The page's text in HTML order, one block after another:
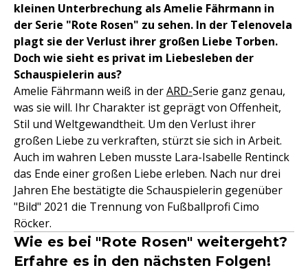
kleinen Unterbrechung als Amelie Fährmann in
der Serie "Rote Rosen" zu sehen. In der Telenovela
plagt sie der Verlust ihrer großen Liebe Torben.
Doch wie sieht es privat im Liebesleben der
Schauspielerin aus?
Amelie Fährmann weiß in derARD-Serie ganz genau,
was sie will. Ihr Charakter ist geprägt von Offenheit,
Stil und Weltgewandtheit. Um den Verlust ihrer
großen Liebe zu verkraften, stürzt sie sich in Arbeit.
Auch im wahren Leben musste Lara-Isabelle Rentinck
das Ende einer großen Liebe erleben. Nach nur drei
Jahren Ehe bestätigte die Schauspielerin gegenüber
"Bild" 2021 die Trennung von Fußballprofi Cimo
Röcker.
Wie es bei "Rote Rosen" weitergeht?
Erfahre es in den nächsten Folgen!